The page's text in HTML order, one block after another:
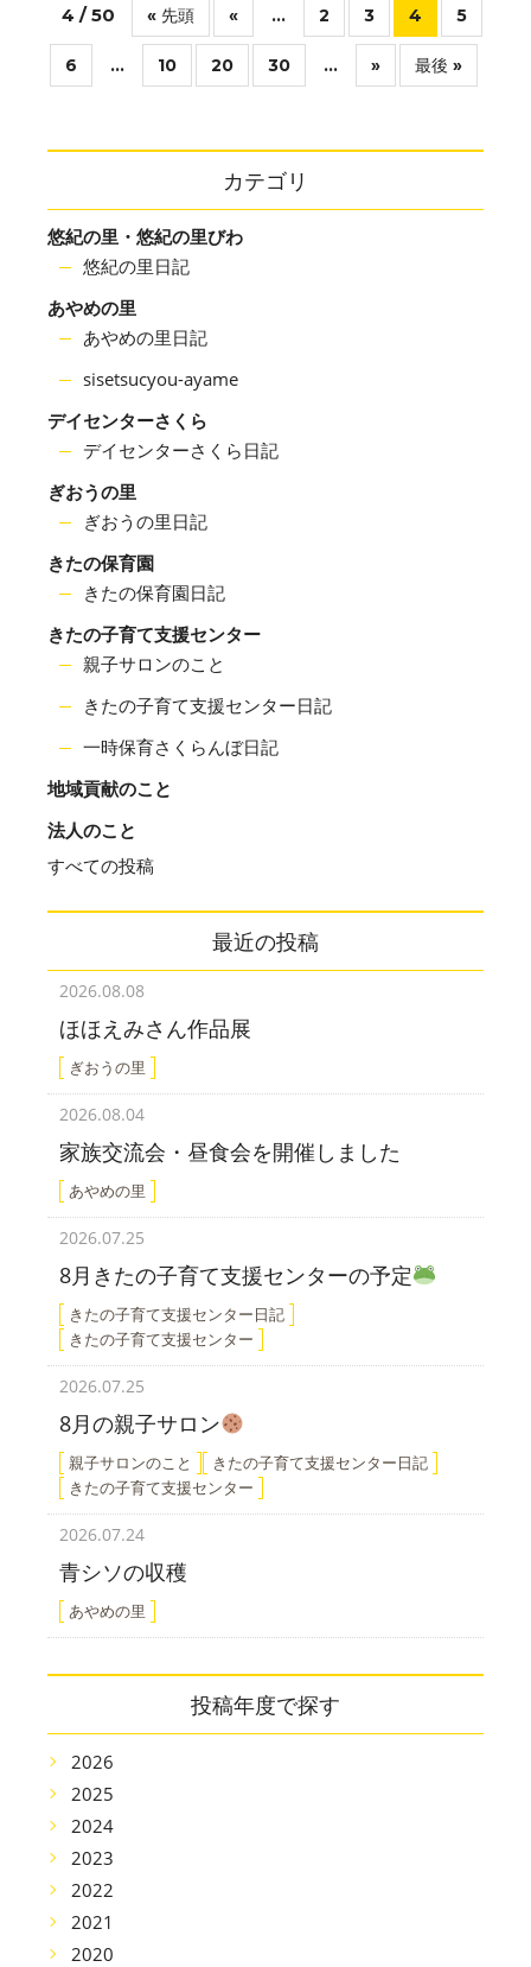
4 / 50 « 先頭 « ... 2 3 4 5
6 ... 10 20 30 ... » 最後 »
カテゴリ
悠紀の里・悠紀の里びわ
悠紀の里日記
あやめの里
あやめの里日記
sisetsucyou-ayame
デイセンターさくら
デイセンターさくら日記
ぎおうの里
ぎおうの里日記
きたの保育園
きたの保育園日記
きたの子育て支援センター
親子サロンのこと
きたの子育て支援センター日記
一時保育さくらんぼ日記
地域貢献のこと
法人のこと
すべての投稿
最近の投稿
2026.08.08
ほほえみさん作品展
ぎおうの里
2026.08.04
家族交流会・昼食会を開催しました
あやめの里
2026.07.25
8月きたの子育て支援センターの予定
きたの子育て支援センター日記
きたの子育て支援センター
2026.07.25
8月の親子サロン
親子サロンのこと
きたの子育て支援センター日記
きたの子育て支援センター
2026.07.24
青シソの収穫
あやめの里
投稿年度で探す
2026
2025
2024
2023
2022
2021
2020